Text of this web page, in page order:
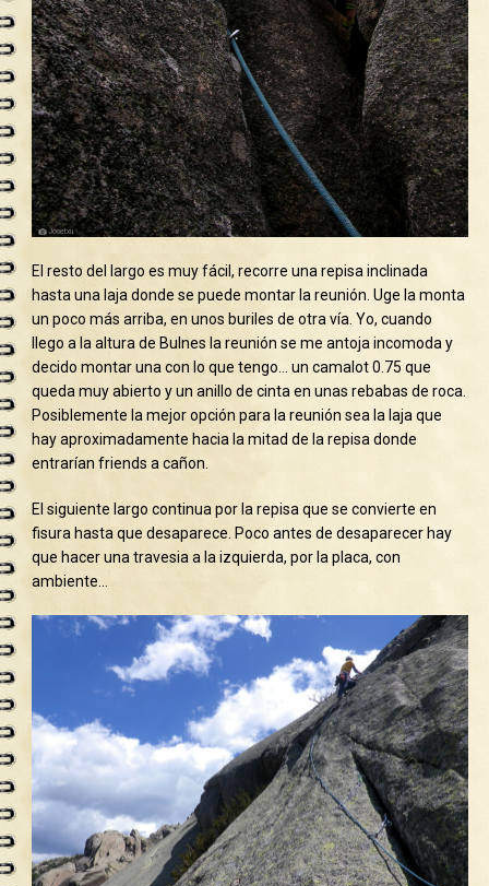
El resto del largo es muy fácil, recorre una repisa inclinada
hasta una laja donde se puede montar la reunión. Uge la monta
un poco más arriba, en unos buriles de otra vía. Yo, cuando
llego a la altura de Bulnes la reunión se me antoja incomoda y
decido montar una con lo que tengo… un camalot 0.75 que
queda muy abierto y un anillo de cinta en unas rebabas de roca.
Posiblemente la mejor opción para la reunión sea la laja que
hay aproximadamente hacia la mitad de la repisa donde
entrarían friends a cañon.
El siguiente largo continua por la repisa que se convierte en
fisura hasta que desaparece. Poco antes de desaparecer hay
que hacer una travesia a la izquierda, por la placa, con
ambiente…